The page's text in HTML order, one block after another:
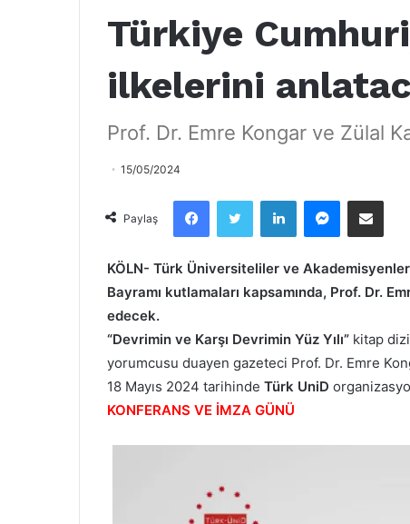
Türkiye
ilkelerini
Prof. Dr. Emre Kongar ve Zülal
15/05/2024
Paylaş
KÖLN- Türk Üniversiteliler ve
Bayramı kutlamaları kapsamında, Prof. Dr.
edecek.
“Devrimin ve Karşı Devrimin Yüz Yılı” kitap
yorumcusu duayen gazeteci Prof. Dr. Emre
18 Mayıs 2024 tarihinde Türk UniD
KONFERANS VE İMZA GÜNÜ